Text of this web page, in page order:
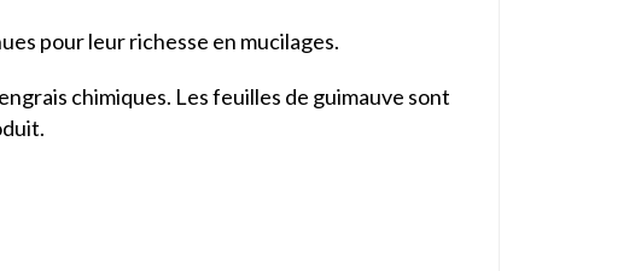
pour leur richesse en mucilages.
chimiques. Les feuilles de guimauve sont